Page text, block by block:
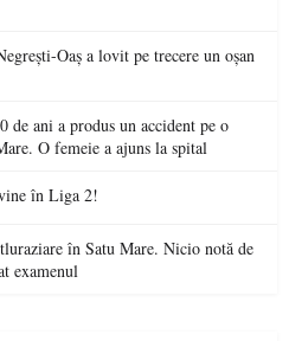
Oaș a lovit pe trecere un oșan
ani a produs un accident pe o
O femeie a ajuns la spital
în Liga 2!
în Satu Mare. Nicio notă de
examenul